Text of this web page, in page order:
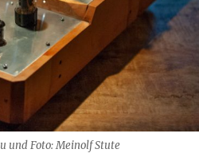
und Foto: Meinolf Stute